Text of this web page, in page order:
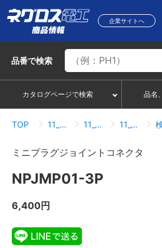
企業サイトへ
品番で検索
カタログページで検索 品名
TOP 11_保全・保護・化粧・補修・ケーブル接続 11_09_差込コネクタ 11_09_01_差込コネクタ
ミニプラグジョイントコネクタ
NPJMP01-3P
6,400円